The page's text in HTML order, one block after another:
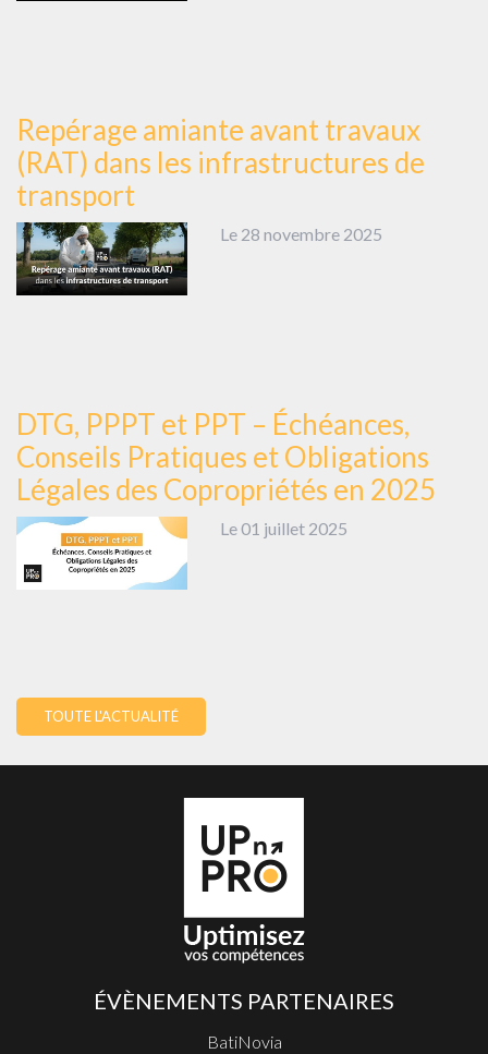
Repérage amiante avant travaux
(RAT) dans les infrastructures de
transport
Le 28 novembre 2025
DTG, PPPT et PPT – Échéances,
Conseils Pratiques et Obligations
Légales des Copropriétés en 2025
Le 01 juillet 2025
TOUTE L'ACTUALITÉ
ÉVÈNEMENTS PARTENAIRES
BatiNovia